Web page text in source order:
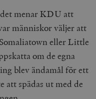
menar KDU att
människor väljer att
eller Little
om de egna
blev ändamål för ett
spädas ut med de